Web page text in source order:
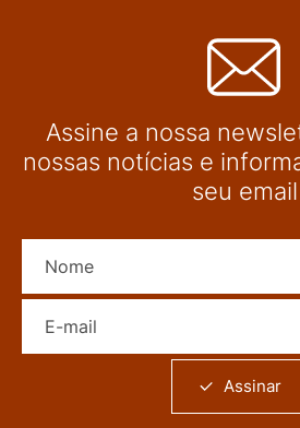
Assine a nossa
nossas notícias e
seu email
Assinar